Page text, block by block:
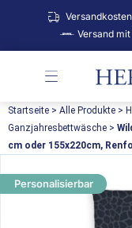
Versand
Startseite > Alle Produkte >
Ganzjahresbettwäsche >
cm oder 155x220cm,
Personalisierbar